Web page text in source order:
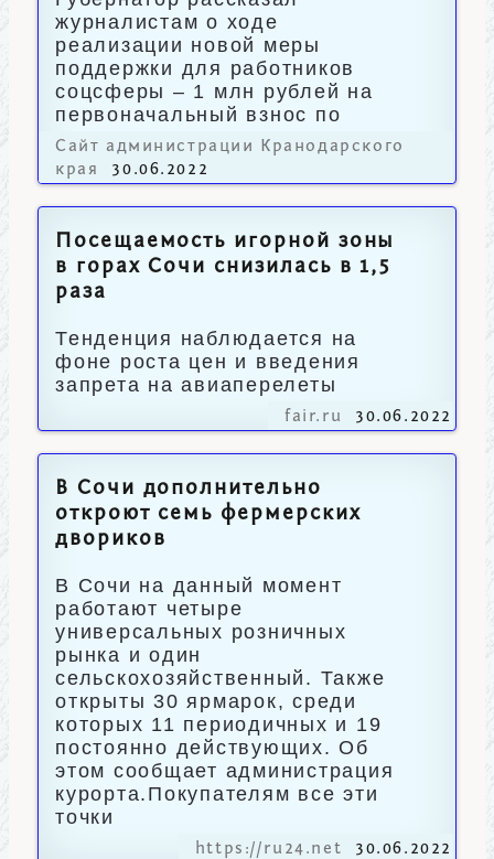
журналистам о ходе
реализации новой меры
поддержки для работников
соцсферы – 1 млн рублей на
первоначальный взнос по
ипотеке.
Сайт администрации Кранодарского
края
30.06.2022
Посещаемость игорной зоны
в горах Сочи снизилась в 1,5
раза
Тенденция наблюдается на
фоне роста цен и введения
запрета на авиаперелеты
fair.ru 30.06.2022
В Сочи дополнительно
откроют семь фермерских
двориков
В Сочи на данный момент
работают четыре
универсальных розничных
рынка и один
сельскохозяйственный. Также
открыты 30 ярмарок, среди
которых 11 периодичных и 19
постоянно действующих. Об
этом сообщает администрация
курорта.Покупателям все эти
точки
https://ru24.net 30.06.2022